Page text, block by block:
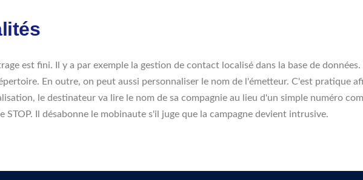
est fini. Il y a par exemple la gestion de contact localisé dans la base de
En outre, on peut aussi personnaliser le nom de l'émetteur. C'est pratique
le destinateur va lire le nom de sa compagnie au lieu d'un simple numéro
Il désabonne le mobinaute s'il juge que la campagne devient intrusive.